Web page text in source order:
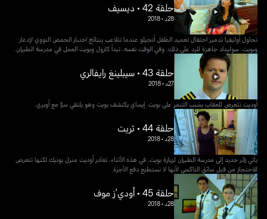
حلقة 42 • ديسيف
28د •
2018
تحاول أوليفيا تدمير احتفال تعميد الطفل أنجيلو عندما تتلاعب بنتائج اختبار الحمض النووي لإدغار
وبويت. سوليداد جاهزة للرد على ذلك. وفي الوقت نفسه، تبدأ كارول وبويت العمل في مدرسة الطيران.
حلقة 43 • سيبلينغ رايفالري
27د •
2018
أوديت تتعرض للعقاب بسبب التنمر على بويت. إيساي يكتشف بويت وهو يلتقي سرًا مع أوبري.
حلقة 44 • ثريت
28د •
2018
يأتي زائر جديد إلى مدرسة الطيران لزيارة بويت. في هذه الأثناء، تغادر أوديت منزل يونيك لكنها تتعرض
للاحتجاز من قبل سائق التاكسي لأنها لا تستطيع دفع الأجرة.
حلقة 45 • أودي'ز موف
28د •
2018